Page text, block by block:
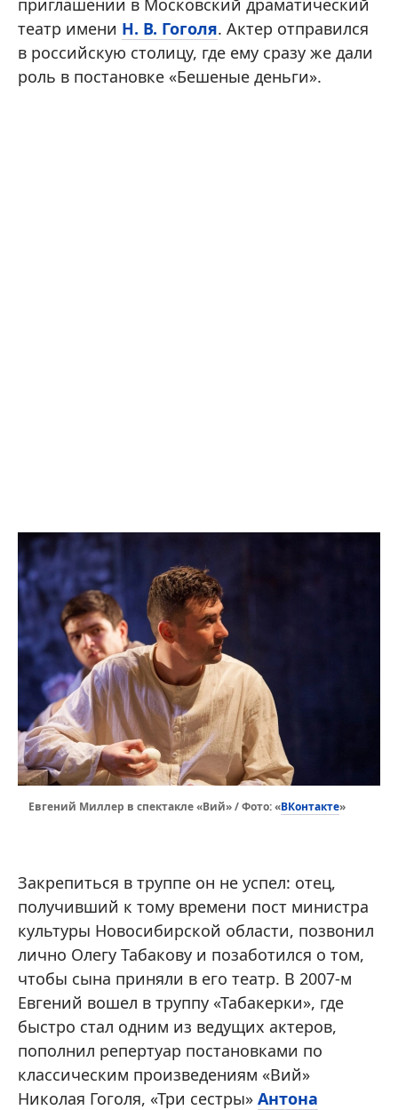
театр имени Н. В. Гоголя. Актер отправился
в российскую столицу, где ему сразу же дали
роль в постановке «Бешеные деньги».
Евгений Миллер в спектакле «Вий» / Фото: «ВКонтакте»
Закрепиться в труппе он не успел: отец,
получивший к тому времени пост министра
культуры Новосибирской области, позвонил
лично Олегу Табакову и позаботился о том,
чтобы сына приняли в его театр. В 2007-м
Евгений вошел в труппу «Табакерки», где
быстро стал одним из ведущих актеров,
пополнил репертуар постановками по
классическим произведениям «Вий»
Николая Гоголя, «Три сестры» Антона